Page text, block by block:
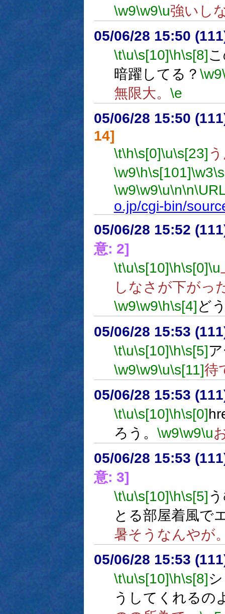
\w9\w9\u強いし
05/06/28 15:50
\t\u\s[10]\h\s[8]
暗躍してる？ \w9
無限大。 \e
05/06/28 15:50
14]
\t\h\s[0]\u\s[23]
\w9\h\s[101]\w3
\w9\w9\u\n\n
o.jp/cgi-bin/
05/06/28 15:52
意: 2]
\t\u\s[10]\h\s[0]\u
しなさが下がっ
\w9\w9\h\s[4] ど
05/06/28 15:53
\t\u\s[10]\h\s[5]
\w9\w9\u\s[11]待
05/06/28 15:53
\t\u\s[10]\h\s[0]
ろう。 \w9\w9\u
05/06/28 15:53
意: 3]
\t\u\s[10]\h\s[5]
とる部屋着風で
暑そうなんやが
05/06/28 15:53
\t\u\s[10]\h\s[8]
うしてくれるの